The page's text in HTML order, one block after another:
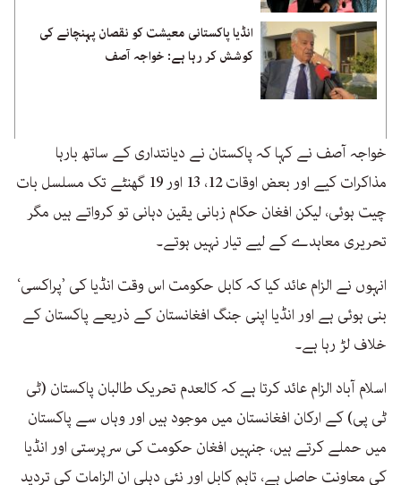
انڈیا پاکستانی معیشت کو نقصان پہنچانے کی
کوشش کر رہا ہے: خواجہ آصف
خواجہ آصف نے کہا کہ پاکستان نے دیانتداری کے ساتھ بارہا
مذاکرات کیے اور بعض اوقات 12، 13 اور 19 گھنٹے تک مسلسل بات
چیت ہوئی، لیکن افغان حکام زبانی یقین دہانی تو کرواتے ہیں مگر
تحریری معاہدے کے لیے تیار نہیں ہوتے۔
انہوں نے الزام عائد کیا کہ کابل حکومت اس وقت انڈیا کی ’پراکسی‘
بنی ہوئی ہے اور انڈیا اپنی جنگ افغانستان کے ذریعے پاکستان کے
خلاف لڑ رہا ہے۔
اسلام آباد الزام عائد کرتا ہے کہ کالعدم تحریک طالبان پاکستان (ٹی
ٹی پی) کے ارکان افغانستان میں موجود ہیں اور وہاں سے پاکستان
میں حملے کرتے ہیں، جنہیں افغان حکومت کی سرپرستی اور انڈیا
کی معاونت حاصل ہے، تاہم کابل اور نئی دہلی ان الزامات کی تردید